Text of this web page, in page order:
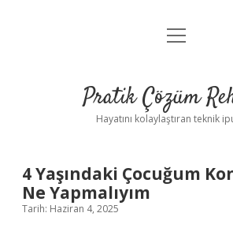
Anasayfa
Yasal Uyarı
menüyü
Pratik Çözüm
Hayatını kolaylaştıran teknik
4 Yaşındaki Çocuğum
Ne Yapmalıyım
Tarih: Haziran 4, 2025